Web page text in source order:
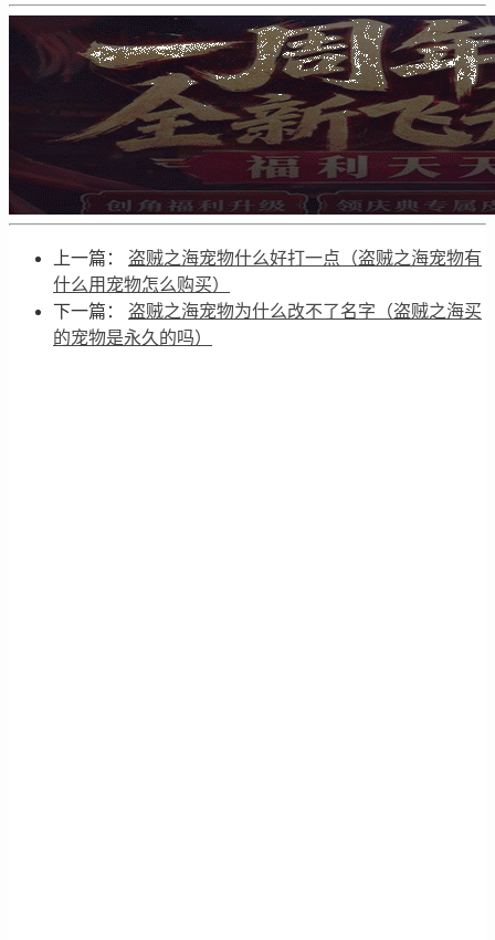
上一篇： 盗贼之海宠物什么好打一点（盗贼之海宠物有
什么用宠物怎么购买）
下一篇： 盗贼之海宠物为什么改不了名字（盗贼之海买
的宠物是永久的吗）